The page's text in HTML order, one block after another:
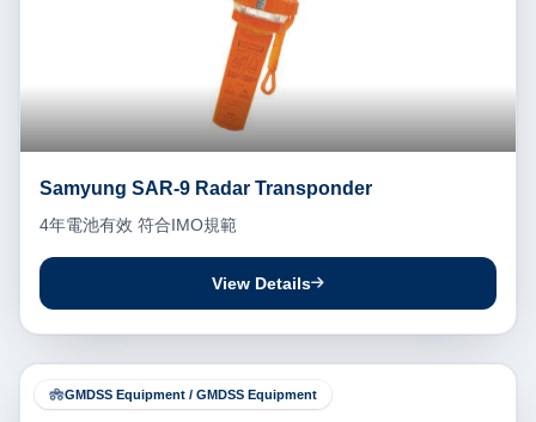
Samyung SAR-9 Radar Transponder
4年電池有效 符合IMO規範
View Details
GMDSS Equipment / GMDSS Equipment